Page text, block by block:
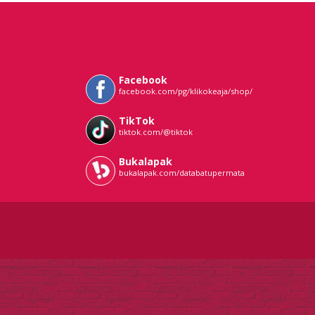
Facebook
facebook.com/pg/klikokeaja/shop/
TikTok
tiktok.com/@tiktok
Bukalapak
bukalapak.com/databatupermata